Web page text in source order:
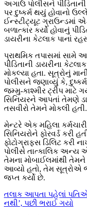
અગાઉ પોલીસને
પર દુષ્કર્મ થયું હોવાનો
ઈન્સ્ટીટ્યૂટ ગ્રાઉન્ડમાં
બળાત્કાર કર્યો હોવાનું
ડાયરીના કેટલાક પાનાં
પ્રાથમિક તપાસમાં સામે
પીડિતાની ડાયરીના
મોકલ્યા હતા. સૂત્રોનું
પોલીસને જણાવ્યું કે,
જમ્મુ-કાશ્મીર ટ્રીપ માટે
સિનિયરને આપતાં તેમણે
તસવીરો તેમને મોકલી હતી.
મેન્ટરે એક મહિલા
સિનિયરોને ફોરવર્ડ કરી
ફોટોગ્રાફ્સ ડિલિટ કરી
પોલીસે તાત્કાલિક અન્ય
તેમના મોબાઈલમાંથી તેમને
આવ્યો હતો, તેમ સૂત્રોએ
જપ્ત કર્યો છે.
તલાક આપતા પહેલાં પતિએ
નથી’, પછી ભરાઈ ગયો